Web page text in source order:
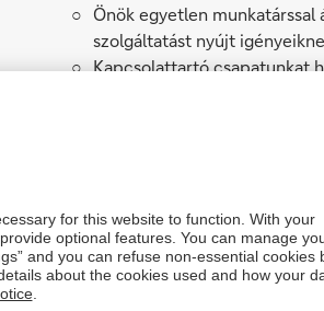
Önök egyetlen
szolgáltatást nyújt
Kapcsolattartó csapatunkat
Deutsche Bank globális
Könnyen elérhetőek
Magasan képzett,
jogszabályok ismerete
Globális rendszereink
adjunk felmerülő
Ügyfeleink egyéni igényei